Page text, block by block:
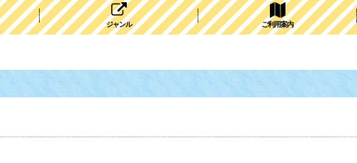
ジャンル ご利用案内